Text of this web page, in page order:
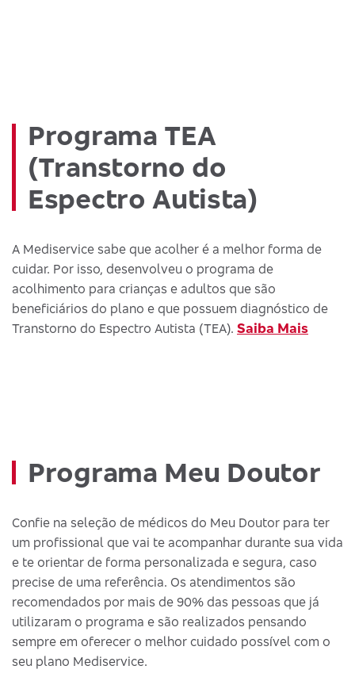
Programa TEA
(Transtorno do
Espectro Autista)
A Mediservice sabe que acolher é a melhor forma de
cuidar. Por isso, desenvolveu o programa de
acolhimento para crianças e adultos que são
beneficiários do plano e que possuem diagnóstico de
Transtorno do Espectro Autista (TEA). Saiba Mais
Programa Meu Doutor
Confie na seleção de médicos do Meu Doutor para ter
um profissional que vai te acompanhar durante sua vida
e te orientar de forma personalizada e segura, caso
precise de uma referência. Os atendimentos são
recomendados por mais de 90% das pessoas que já
utilizaram o programa e são realizados pensando
sempre em oferecer o melhor cuidado possível com o
seu plano Mediservice.